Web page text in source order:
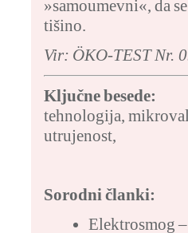
»samoumevni«, da
tišino.
Vir: ÖKO-TEST Nr.
Ključne besede:
tehnologija,
utrujenost,
Sorodni članki:
Elektrosmog